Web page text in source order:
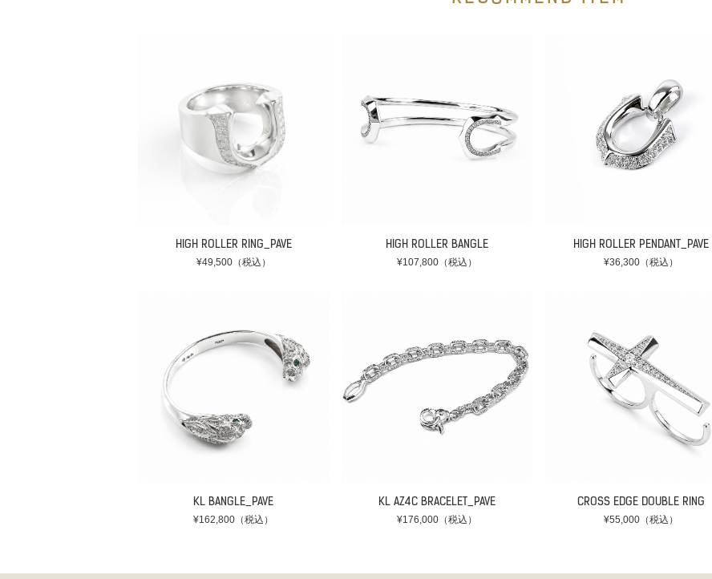
HIGH ROLLER RING_PAVE
¥49,500（税込）
HIGH ROLLER BANGLE
¥107,800（税込）
HIGH ROLLER PENDANT_PAVE
¥36,300（税込）
KL BANGLE_PAVE
¥162,800（税込）
KL AZ4C BRACELET_PAVE
¥176,000（税込）
CROSS EDGE DOUBLE RING
¥55,000（税込）